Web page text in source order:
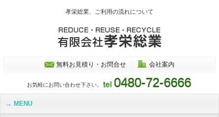
孝栄総業、ご利用の流れについて
無料お見積り・お問合せ 会社案内
お気軽にお問い合わせ下さい。 0480-72-6666
MENU